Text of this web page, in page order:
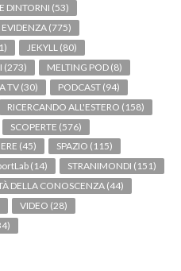
DINTORNI (53)
EVIDENZA(775)
JEKYLL (80)
(273) MELTING POD (8)
TV (30) PODCAST (94)
RICERCANDO ALL'ESTERO (158)
SCOPERTE (576)
(45) SPAZIO (115)
(14) STRANIMONDI (151)
DELLA CONOSCENZA (44)
VIDEO (28)